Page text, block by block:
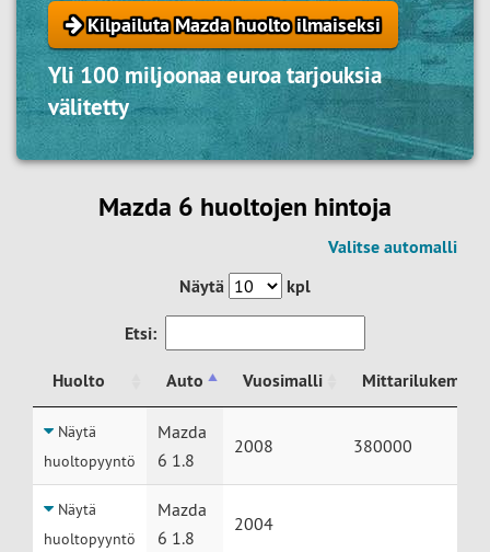
Kilpailuta Mazda huolto ilmaiseksi
Yli 100 miljoonaa euroa tarjouksia
välitetty
Mazda 6 huoltojen hintoja
Valitse automalli
Näytä
kpl
Etsi:
Huolto Auto Vuosimalli
Mittarilukema
Huolto
Auto
Näytä
huoltopyyntö
Mazda
6 1.8
2008 380000
Näytä
huoltopyyntö
Mazda
6 1.8
2004